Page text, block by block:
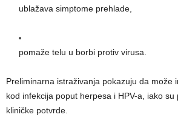
ublažava simptome prehlade,
pomaže telu u borbi protiv virusa.
Preliminarna istraživanja pokazuju da može
kod infekcija poput herpesa i HPV-a, iako
kliničke potvrde.